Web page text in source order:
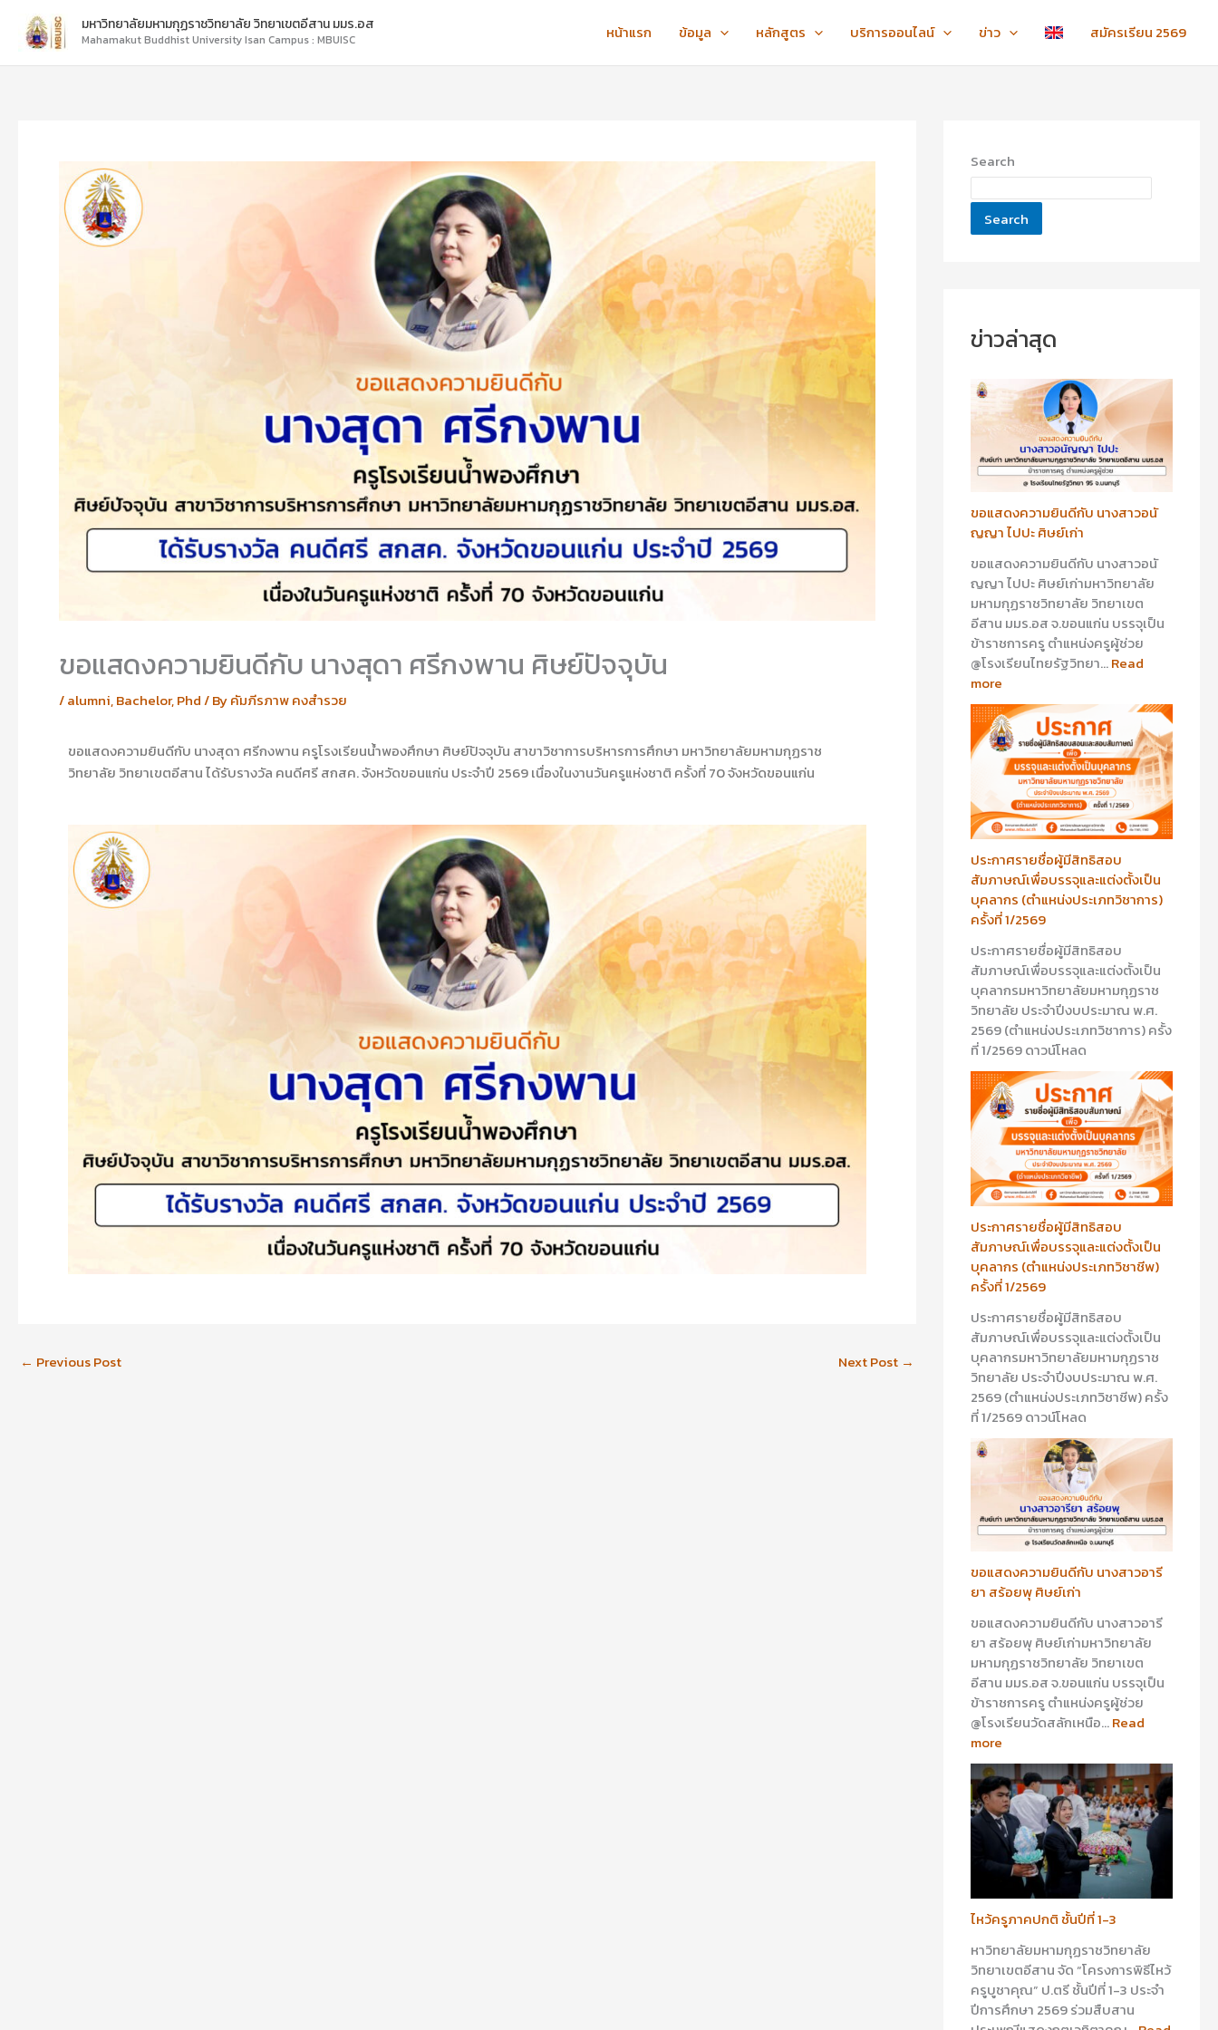
content
มหาวิทยาลัยมหามกุฏราชวิทยาลัย วิทยาเขตอีสาน มมร.อส
Mahamakut Buddhist University Isan Campus : MBUISC หน้าแรก ข้อมูล หลักสูตร บริการออนไลน์ ข่าว สมัครเรียน 2569
ขอแสดงความยินดีกับ นางสุดา ศรีกงพาน ศิษย์ปัจจุบัน
/alumni,Bachelor,Phd/ Byคัมภีรภาพ คงสำรวย
ขอแสดงความยินดีกับ นางสุดา ศรีกงพาน ครูโรงเรียนน้ำพองศึกษา ศิษย์ปัจจุบัน สาขาวิชาการบริหารการศึกษา มหาวิทยาลัยมหามกุฏราช
วิทยาลัย วิทยาเขตอีสาน ได้รับรางวัล คนดีศรี สกสค. จังหวัดขอนแก่น ประจำปี 2569 เนื่องในงานวันครูแห่งชาติ ครั้งที่ 70 จังหวัดขอนแก่น
← Previous Post Next Post →
Search
Search
ข่าวล่าสุด
ขอแสดงความยินดีกับ นางสาวอนั
ญญา ไปปะ ศิษย์เก่า
ขอแสดงความยินดีกับ นางสาวอนั
ญญา ไปปะ ศิษย์เก่ามหาวิทยาลัย
มหามกุฏราชวิทยาลัย วิทยาเขต
อีสาน มมร.อส จ.ขอนแก่น บรรจุเป็น
ข้าราชการครู ตำแหน่งครูผู้ช่วย
@โรงเรียนไทยรัฐวิทยา…Read
more
ข
แ
ว
ม
ยิ
า
ส
า
ว
นั
ญ
ญ
า
ป
ป
ะ
ศิ
ษ
ย์
ก่
า
ประกาศรายชื่อผู้มีสิทธิสอบ
สัมภาษณ์เพื่อบรรจุและแต่งตั้งเป็น
บุคลากร (ตำแหน่งประเภทวิชาการ)
ครั้งที่ 1/2569
ประกาศรายชื่อผู้มีสิทธิสอบ
สัมภาษณ์เพื่อบรรจุและแต่งตั้งเป็น
บุคลากรมหาวิทยาลัยมหามกุฏราช
วิทยาลัย ประจำปีงบประมาณ พ.ศ.
2569 (ตำแหน่งประเภทวิชาการ) ครั้ง
ที่ 1/2569 ดาวน์โหลด
ประกาศรายชื่อผู้มีสิทธิสอบ
สัมภาษณ์เพื่อบรรจุและแต่งตั้งเป็น
บุคลากร (ตำแหน่งประเภทวิชาชีพ)
ครั้งที่ 1/2569
ประกาศรายชื่อผู้มีสิทธิสอบ
สัมภาษณ์เพื่อบรรจุและแต่งตั้งเป็น
บุคลากรมหาวิทยาลัยมหามกุฏราช
วิทยาลัย ประจำปีงบประมาณ พ.ศ.
2569 (ตำแหน่งประเภทวิชาชีพ) ครั้ง
ที่ 1/2569 ดาวน์โหลด
ขอแสดงความยินดีกับ นางสาวอารี
ยา สร้อยพุ ศิษย์เก่า
ขอแสดงความยินดีกับ นางสาวอารี
ยา สร้อยพุ ศิษย์เก่ามหาวิทยาลัย
มหามกุฏราชวิทยาลัย วิทยาเขต
อีสาน มมร.อส จ.ขอนแก่น บรรจุเป็น
ข้าราชการครู ตำแหน่งครูผู้ช่วย
@โรงเรียนวัดสลักเหนือ…Read
more
ข
แ
ว
ม
ยิ
า
ส
า
ว
า
รี
ย
า
ร้
อ
ย
พุ
ศิ
ษ
เ
ก่
า
ไหว้ครูภาคปกติ ชั้นปีที่ 1-3
หาวิทยาลัยมหามกุฏราชวิทยาลัย
วิทยาเขตอีสาน จัด “โครงการพิธีไหว้
ครูบูชาคุณ” ป.ตรี ชั้นปีที่ 1-3 ประจำ
ปีการศึกษา 2569 ร่วมสืบสาน
ว้
ค
ก
ติ
-